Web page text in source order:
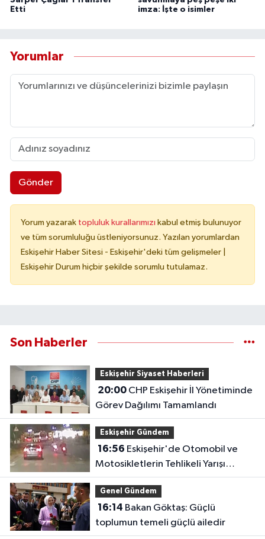
Etti
imza: İşte o isimler
Yorumlar
Gönder
Yorum yazarak topluluk kurallarımızı kabul etmiş bulunuyor
ve tüm sorumluluğu üstleniyorsunuz. Yazılan yorumlardan
Eskişehir Haber Sitesi - Eskişehir'deki tüm gelişmeler |
Eskişehir Durum hiçbir şekilde sorumlu tutulamaz.
Son Haberler
Eskişehir Siyaset Haberleri
20:00CHP Eskişehir İl Yönetiminde
Görev Dağılımı Tamamlandı
Eskişehir Gündem
16:56
Motosikletlerin Tehlikeli Yarışı
Kamerada
Genel Gündem
16:14
toplumun temeli güçlü ailedir